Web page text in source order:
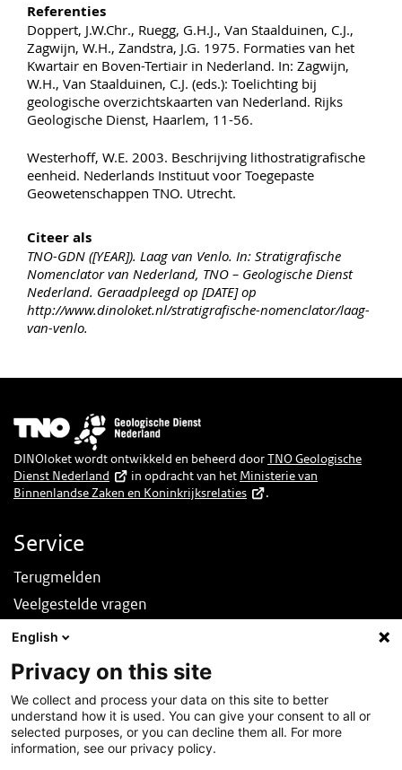
Referenties
Doppert, J.W.Chr., Ruegg, G.H.J., Van Staalduinen, C.J.,
Zagwijn, W.H., Zandstra, J.G. 1975. Formaties van het
Kwartair en Boven-Tertiair in Nederland. In: Zagwijn,
W.H., Van Staalduinen, C.J. (eds.): Toelichting bij
geologische overzichtskaarten van Nederland. Rijks
Geologische Dienst, Haarlem, 11-56.
Westerhoff, W.E. 2003. Beschrijving lithostratigrafische
eenheid. Nederlands Instituut voor Toegepaste
Geowetenschappen TNO. Utrecht.
Citeer als
TNO-GDN ([YEAR]). Laag van Venlo. In: Stratigrafische
Nomenclator van Nederland, TNO – Geologische Dienst
Nederland. Geraadpleegd op [DATE] op
http://www.dinoloket.nl/stratigrafische-nomenclator/laag-
van-venlo.
Afbeelding
DINOloket wordt ontwikkeld en beheerd doorTNO Geologische
Dienst Nederland
in opdracht van het Ministerie van
Binnenlandse Zaken en Koninkrijksrelaties
.
Service
Terugmelden
Veelgestelde vragen
Nieuws
English
Over deze site
Over DINOloket
Contact
English
Privacy on this site
We collect and process your data on this site to better
understand how it is used. You can give your consent to all or
selected purposes, or you can decline them all. For more
information, see our privacy policy.